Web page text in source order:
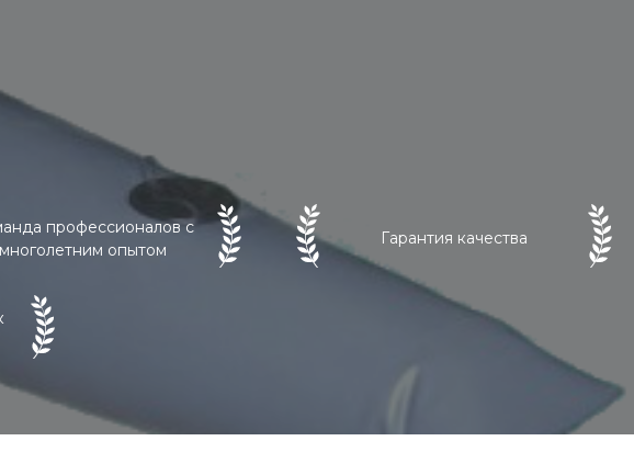
профессионалов с
многолетним опытом
Гарантия качества